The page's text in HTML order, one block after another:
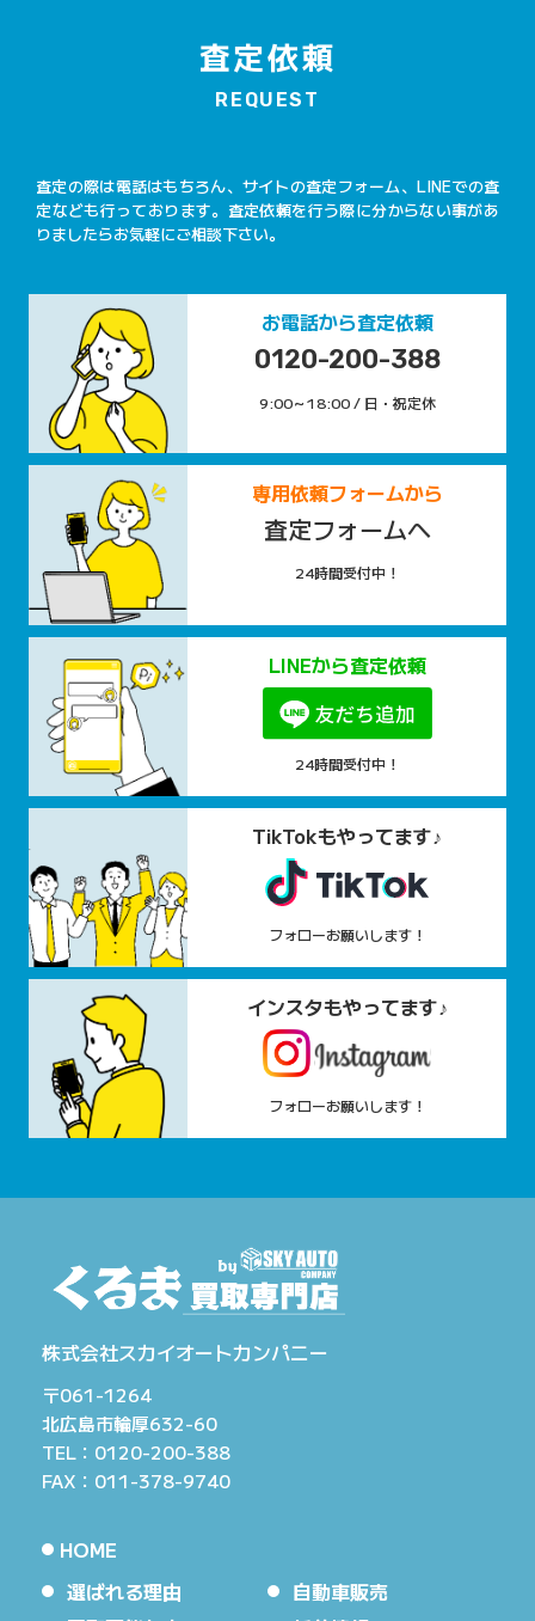
査定依頼
REQUEST
査定の際は電話はもちろん、サイトの査定フォーム、LINEでの査
定なども行っております。査定依頼を行う際に分からない事があ
りましたらお気軽にご相談下さい。
お電話から査定依頼
0120-200-388
9:00～18:00 / 日・祝定休
専用依頼フォームから
査定フォームへ
24時間受付中！
LINEから査定依頼
24時間受付中！
TikTokもやってます♪
フォローお願いします！
インスタもやってます♪
フォローお願いします！
株式会社スカイオートカンパニー
〒061-1264
北広島市輪厚632-60
TEL：0120-200-388
FAX：011-378-9740
HOME
選ばれる理由
自動車販売